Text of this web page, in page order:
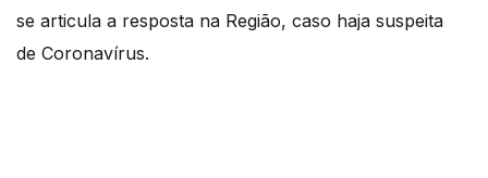
se articula a resposta na Região, caso haja suspeita
de Coronavírus.